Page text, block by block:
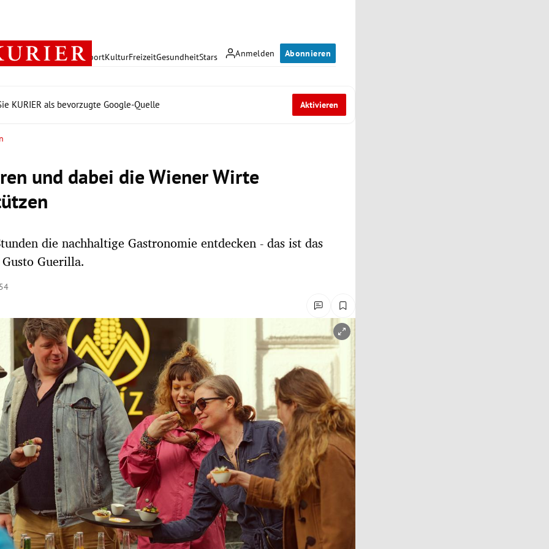
Anmelden Abonnieren
PolitikWirtschaft SportKulturFreizeitGesundheitStars
KURIER als bevorzugte Google-Quelle Aktivieren
und dabei die Wiener Wirte
die nachhaltige Gastronomie entdecken - das ist das
Guerilla.
öffnen/schließen